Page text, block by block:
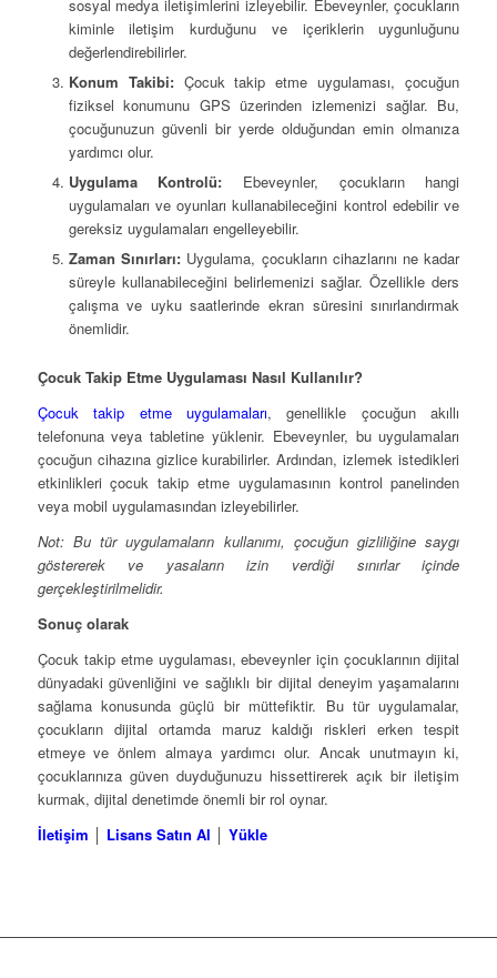
sosyal medya iletişimlerini izleyebilir. Ebeveynler, çocukların
kiminle iletişim kurduğunu ve içeriklerin uygunluğunu
değerlendirebilirler.
Konum Takibi:Çocuk takip etme uygulaması, çocuğun
fiziksel konumunu GPS üzerinden izlemenizi sağlar. Bu,
çocuğunuzun güvenli bir yerde olduğundan emin olmanıza
yardımcı olur.
Uygulama Kontrolü: Ebeveynler, çocukların hangi
uygulamaları ve oyunları kullanabileceğini kontrol edebilir ve
gereksiz uygulamaları engelleyebilir.
Zaman Sınırları:Uygulama, çocukların cihazlarını ne kadar
süreyle kullanabileceğini belirlemenizi sağlar. Özellikle ders
çalışma ve uyku saatlerinde ekran süresini sınırlandırmak
önemlidir.
Çocuk Takip Etme Uygulaması Nasıl Kullanılır?
Çocuk takip etme uygulamaları, genellikle çocuğun akıllı
telefonuna veya tabletine yüklenir. Ebeveynler, bu uygulamaları
çocuğun cihazına gizlice kurabilirler. Ardından, izlemek istedikleri
etkinlikleri çocuk takip etme uygulamasının kontrol panelinden
veya mobil uygulamasından izleyebilirler.
Not: Bu tür uygulamaların kullanımı, çocuğun gizliliğine saygı
göstererek ve yasaların izin verdiği sınırlar içinde
gerçekleştirilmelidir.
Sonuç olarak
Çocuk takip etme uygulaması, ebeveynler için çocuklarının dijital
dünyadaki güvenliğini ve sağlıklı bir dijital deneyim yaşamalarını
sağlama konusunda güçlü bir müttefiktir. Bu tür uygulamalar,
çocukların dijital ortamda maruz kaldığı riskleri erken tespit
etmeye ve önlem almaya yardımcı olur. Ancak unutmayın ki,
çocuklarınıza güven duyduğunuzu hissettirerek açık bir iletişim
kurmak, dijital denetimde önemli bir rol oynar.
İletişim
Lisans Satın Al Yükle